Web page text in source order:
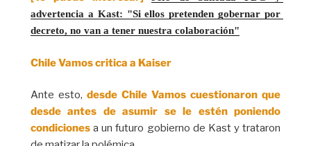
advertencia a Kast: "Si ellos pretenden gobernar por
decreto, no van a tener nuestra colaboración"
Chile Vamos critica a Kaiser
Ante esto, desde Chile Vamos cuestionaron que
desde antes de asumir se le estén poniendo
condiciones a un futuro gobierno de Kast y trataron